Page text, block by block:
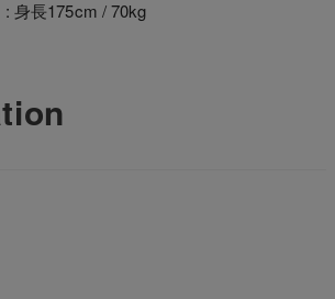
身長175cm / 70kg